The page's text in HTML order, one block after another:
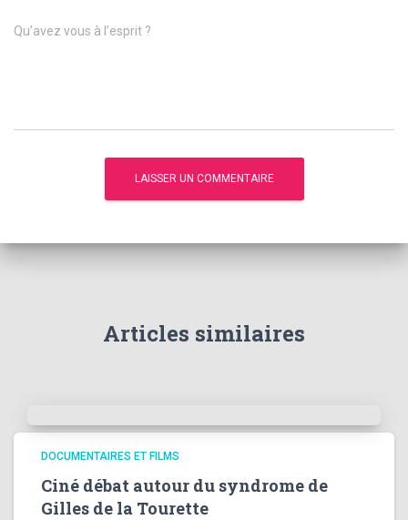
Qu’avez vous à l’esprit ?
Articles similaires
DOCUMENTAIRES ET FILMS
Ciné débat autour du syndrome de
Gilles de la Tourette